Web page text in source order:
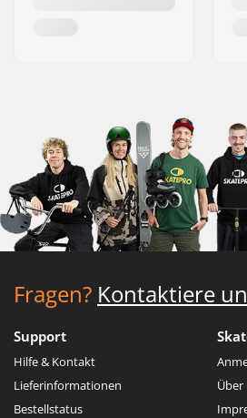
Fragen? Kontaktiere
Support
Hilfe & Kontakt
Lieferinformationen
Bestellstatus
Über